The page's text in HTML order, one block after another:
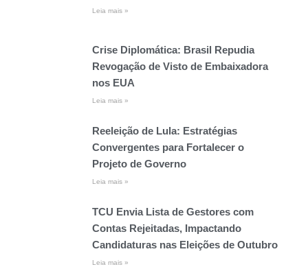
Leia mais »
Crise Diplomática: Brasil Repudia
Revogação de Visto de Embaixadora
nos EUA
Leia mais »
Reeleição de Lula: Estratégias
Convergentes para Fortalecer o
Projeto de Governo
Leia mais »
TCU Envia Lista de Gestores com
Contas Rejeitadas, Impactando
Candidaturas nas Eleições de Outubro
Leia mais »